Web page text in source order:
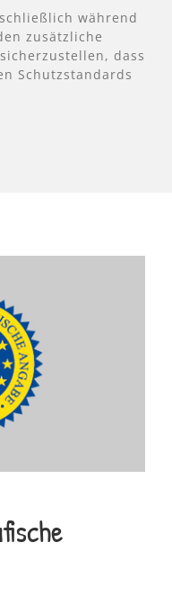
während
zusätzliche
dass
Schutzstandards